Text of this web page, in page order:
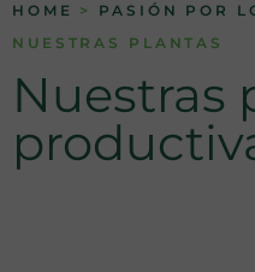
HOME > PASIÓN POR
NUESTRAS PLANTAS
Nuestras